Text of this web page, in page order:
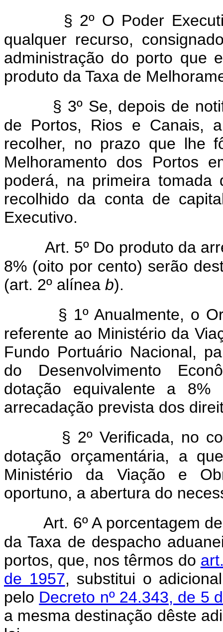
§ 2º O Poder
qualquer recurso,
administração do porto que
produto da Taxa de
§ 3º Se, depois de
de Portos, Rios e Canais,
recolher, no prazo que lhe
Melhoramento dos Portos
poderá, na primeira
recolhido da conta de
Executivo.
Art. 5º Do produto da
8% (oito por cento) serão
(art. 2º alínea b).
§ 1º Anualmente, o
referente ao Ministério da
Fundo Portuário Nacional,
do Desenvolvimento
dotação equivalente a
arrecadação prevista dos
§ 2º Verificada, no
dotação orçamentária, a
Ministério da Viação e
oportuno, a abertura do
Art. 6º A porcentagem
da Taxa de despacho
portos, que, nos têrmos do
de 1957, substitui o
pelo Decreto nº 24.343, de 5
a mesma destinação dêste